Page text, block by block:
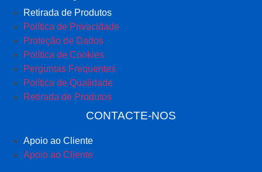
Retirada de Produtos
Política de Privacidade
Proteção de Dados
Política de Cookies
Perguntas Frequentes
Política de Qualidade
Retirada de Produtos
CONTACTE-NOS
Apoio ao Cliente
Apoio ao Cliente